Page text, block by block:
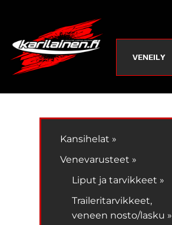
VENEILY
Kansihelat »
Venevarusteet »
Liput ja tarvikkeet »
Traileritarvikkeet,
veneen nosto/lasku »